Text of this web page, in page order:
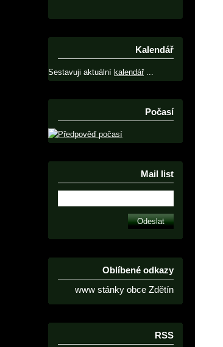
Kalendář
Sestavuji aktuální kalendář...
Počasí
Mail list
Oblíbené odkazy
www stánky obce Zdětín
RSS